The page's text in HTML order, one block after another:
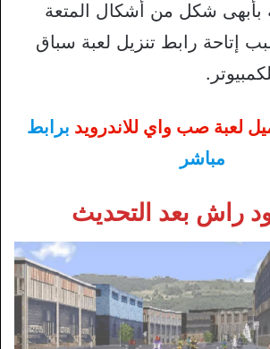
بأبهى شكل من أشكال المتعة
إتاحة رابط تنزيل لعبة سباق
لعبة صب واي للاندرويد برابط
مباشر
راش بعد التحديث